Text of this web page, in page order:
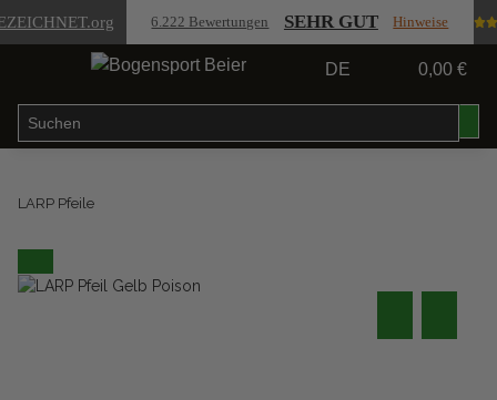
.org 6.222 Bewertungen SEHR GUT Hinweise
DE 0,00 €
LARP Pfeile